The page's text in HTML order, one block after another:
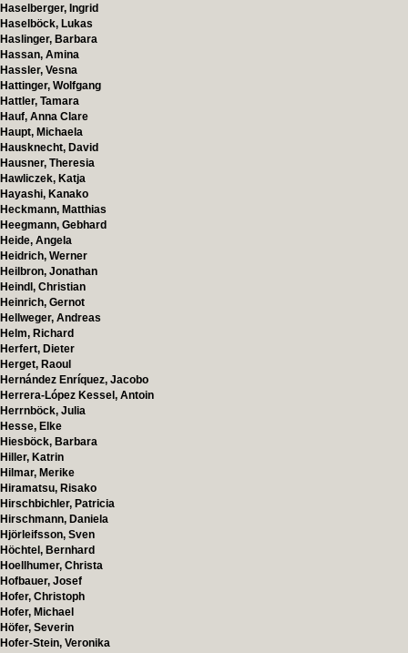
Haselberger, Ingrid
Haselböck, Lukas
Haslinger, Barbara
Hassan, Amina
Hassler, Vesna
Hattinger, Wolfgang
Hattler, Tamara
Hauf, Anna Clare
Haupt, Michaela
Hausknecht, David
Hausner, Theresia
Hawliczek, Katja
Hayashi, Kanako
Heckmann, Matthias
Heegmann, Gebhard
Heide, Angela
Heidrich, Werner
Heilbron, Jonathan
Heindl, Christian
Heinrich, Gernot
Hellweger, Andreas
Helm, Richard
Herfert, Dieter
Herget, Raoul
Hernández Enríquez, Jacobo
Herrera-López Kessel, Antoin
Herrnböck, Julia
Hesse, Elke
Hiesböck, Barbara
Hiller, Katrin
Hilmar, Merike
Hiramatsu, Risako
Hirschbichler, Patricia
Hirschmann, Daniela
Hjörleifsson, Sven
Höchtel, Bernhard
Hoellhumer, Christa
Hofbauer, Josef
Hofer, Christoph
Hofer, Michael
Höfer, Severin
Hofer-Stein, Veronika